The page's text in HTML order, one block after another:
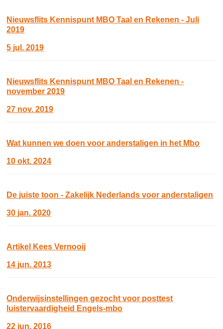
Nieuwsflits Kennispunt MBO Taal en Rekenen - Juli
2019
5 jul. 2019
Nieuwsflits Kennispunt MBO Taal en Rekenen -
november 2019
27 nov. 2019
Wat kunnen we doen voor anderstaligen in het Mbo
10 okt. 2024
De juiste toon - Zakelijk Nederlands voor anderstaligen
30 jan. 2020
Artikel Kees Vernooij
14 jun. 2013
Onderwijsinstellingen gezocht voor posttest
luistervaardigheid Engels-mbo
22 jun. 2016